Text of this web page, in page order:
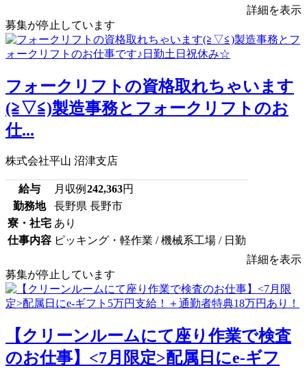
詳細を表示
募集が停止しています
フォークリフトの資格取れちゃいます
(≧▽≦)製造事務とフォークリフトのお
仕...
株式会社平山 沼津支店
給与 月収例 242,363円
勤務地
長野県 長野市
寮・社宅 あり
仕事内容 ピッキング・軽作業 / 機械系工場 / 日勤
詳細を表示
募集が停止しています
【クリーンルームにて座り作業で検査
のお仕事】<7月限定>配属日にe-ギフ